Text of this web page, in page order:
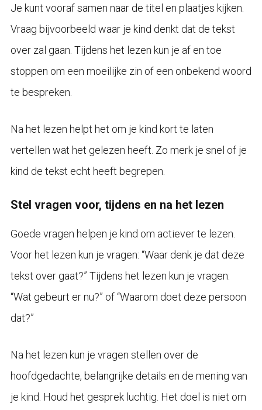
Je kunt vooraf samen naar de titel en plaatjes kijken.
Vraag bijvoorbeeld waar je kind denkt dat de tekst
over zal gaan. Tijdens het lezen kun je af en toe
stoppen om een moeilijke zin of een onbekend woord
te bespreken.
Na het lezen helpt het om je kind kort te laten
vertellen wat het gelezen heeft. Zo merk je snel of je
kind de tekst echt heeft begrepen.
Stel vragen voor, tijdens en na het lezen
Goede vragen helpen je kind om actiever te lezen.
Voor het lezen kun je vragen: “Waar denk je dat deze
tekst over gaat?” Tijdens het lezen kun je vragen:
“Wat gebeurt er nu?” of “Waarom doet deze persoon
dat?”
Na het lezen kun je vragen stellen over de
hoofdgedachte, belangrijke details en de mening van
je kind. Houd het gesprek luchtig. Het doel is niet om